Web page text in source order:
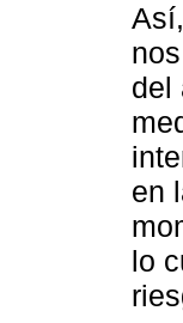
del
en
lo